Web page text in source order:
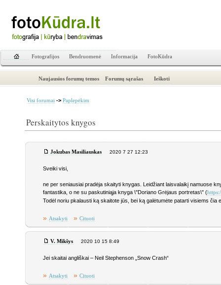
Fotografijos Bendruomenė Informacija FotoKūdra
Naujausios forumų temos Forumų sąrašas Ieškoti
Visi forumai -> Paplepėkim
Perskaitytos knygos
Jokubas Masiliauskas 2020 7 27 12:23
Sveiki visi,
ne per seniausiai pradėja skaityti knygas. Leidžiant laisvalaikį namuose
fantastika, o ne su paskutiniąja knyga \"Doriano Grėjaus portretas\" (
Todėl noriu pkalausti ką skaitote jūs, bei ką galėtumėte patarti visiems čia
» Atsakyti » Cituoti
V. Mikšys 2020 10 15 8:49
Jei skaitai angliškai – Neil Stephenson „Snow Crash“
» Atsakyti » Cituoti